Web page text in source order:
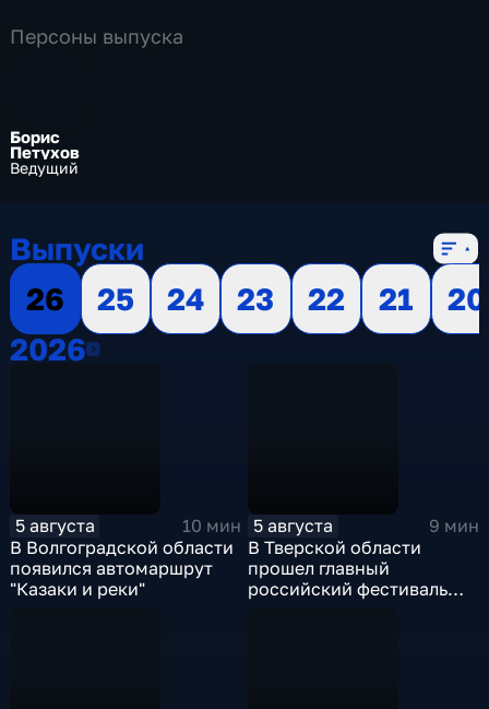
Персоны выпуска
Борис
Петухов
Ведущий
Выпуски
26
25 24 23 22 21
20
20262026
5 августа
10 мин
В Волгоградской области
появился автомаршрут
"Казаки и реки"
5 августа
9 мин
В Тверской области
прошел главный
российский фестиваль